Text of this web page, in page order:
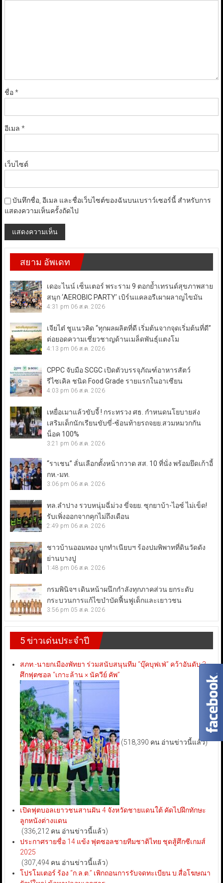
ชื่อ*
อีเมล *
เว็บไซต์
บันทึกชื่อ, อีเมล และชื่อเว็บไซต์ของฉันบนเบราว์เซอร์นี้ สำหรับการ
แสดงความเห็นครั้งถัดไป
สยาม อัพเดท
เดอะไนน์ เซ็นเตอร์ พระราม 9 ตอกย้ำเทรนด์สุขภาพสาย
สนุก ‘AEROBIC PARTY’ เบิร์นแคลอรีเผาผลาญไขมัน
4:31 pm 06 ส.ค. 2026
เจียไต๋ ชูแนวคิด “ทุกผลผลิตที่ดี เริ่มต้นจากจุดเริ่มต้นที่ดี”
ต่อยอดความเชี่ยวชาญด้านเมล็ดพันธุ์แตงโม
4:13 pm 06 ส.ค. 2026
CPPC จับมือ SCGC เปิดตัวบรรจุภัณฑ์อาหารสัตว์
รีไซเคิล ชนิด Food Grade รายแรกในอาเซียน
4:03 pm 06 ส.ค. 2026
เหยื่อเมาแล้วขับจี้ ! กระทรวง ศธ. กำหนดนโยบายส่ง
เสริมเด็กนักเรียนขับขี่-ซ้อนท้ายรถจยย.สวมหมวกกัน
น็อค 100%
3:21 pm 06 ส.ค. 2026
“ราเชน” ลั่นเลือกตั้งหน้ากวาด สส. 10 ที่นั่ง พร้อมยึดเก้าอี้
กห.-มท.
3:06 pm 06 ส.ค. 2026
ทล.ลำปาง รวบหนุ่มฉี่ม่วง ขี่จยย. ซุกยาบ้า-ไอซ์ ไม่เข็ด!
รับเพิ่งออกจากคุกไม่ถึงเดือน
2:49 pm 06 ส.ค. 2026
ชาวบ้านออมทอง บุกทำเนียบฯ ร้องปมพิพาทที่ดินวัดดัง
ย่านบางปู
1:48 pm 06 ส.ค. 2026
กรมพินิจฯ เดินหน้าผนึกกำลังทุกภาคส่วน ยกระดับ
กระบวนการแก้ไขบำบัดฟื้นฟูเด็กและเยาวชน
3:56 pm 05 ส.ค. 2026
5 ข่าวเด่นประจำปี
สภท.-นายกเมืองพัทยา ร่วมสนับสนุนทีม “บุ๊คบุฟเฟ่” คว้าอันดับ 3
ศึกฟุตซอล “เกาะล้าน × นัควีย์ คัพ”
(518,390 คน อ่านข่าวนี้แล้ว)
เปิดฟุตบอลเยาวชนสานฝัน 4 จังหวัดชายแดนใต้ คัดไปฝึกทักษะ
ลูกหนังต่างแดน
(336,212 คน อ่านข่าวนี้แล้ว)
ประกาศรายชื่อ 14 แข้ง ฟุตซอลชายทีมชาติไทย ชุดสู้ศึกซีเกมส์
2025
(307,494 คน อ่านข่าวนี้แล้ว)
โปรโมเตอร์ ร้อง “ก.ล.ต.” เพิกถอนการรับจดทะเบียน บ.สื่อโฆษณา